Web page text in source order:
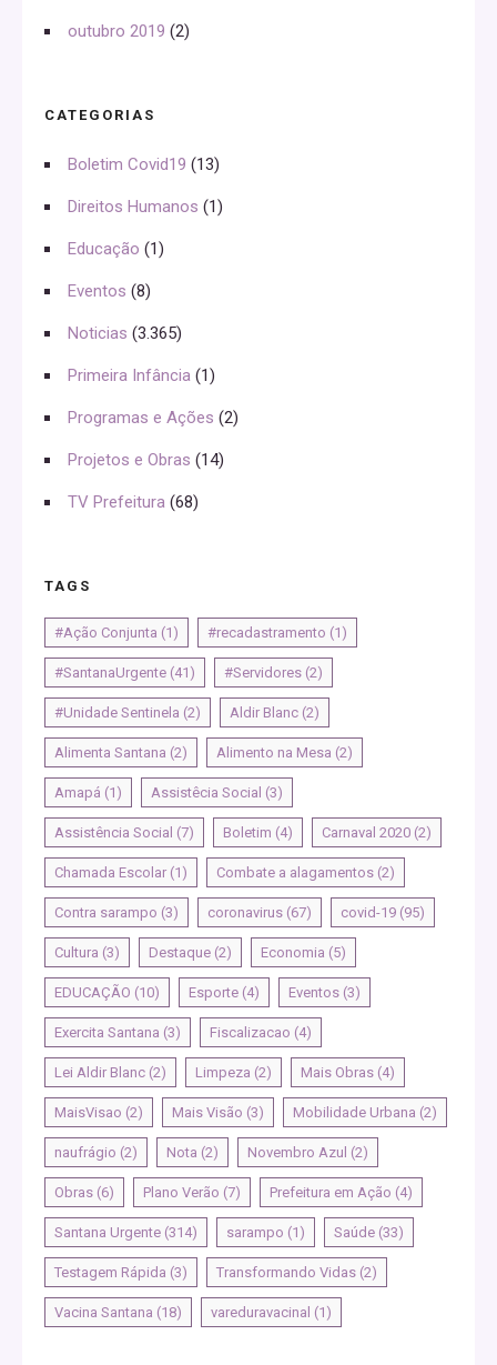
outubro 2019 (2)
CATEGORIAS
Boletim Covid19 (13)
Direitos Humanos (1)
Educação (1)
Eventos (8)
Noticias (3.365)
Primeira Infância (1)
Programas e Ações (2)
Projetos e Obras (14)
TV Prefeitura (68)
TAGS
#Ação Conjunta (1) #recadastramento (1)
#SantanaUrgente (41) #Servidores (2)
#Unidade Sentinela (2) Aldir Blanc (2)
Alimenta Santana (2) Alimento na Mesa (2)
Amapá (1) Assistêcia Social (3)
Assistência Social (7) Boletim (4) Carnaval 2020 (2)
Chamada Escolar (1) Combate a alagamentos (2)
Contra sarampo (3) coronavirus (67) covid-19 (95)
Cultura (3) Destaque (2) Economia (5)
EDUCAÇÃO (10) Esporte (4) Eventos (3)
Exercita Santana (3) Fiscalizacao (4)
Lei Aldir Blanc (2) Limpeza (2) Mais Obras (4)
MaisVisao (2) Mais Visão (3) Mobilidade Urbana (2)
naufrágio (2) Nota (2) Novembro Azul (2)
Obras (6) Plano Verão (7) Prefeitura em Ação (4)
Santana Urgente (314) sarampo (1) Saúde (33)
Testagem Rápida (3) Transformando Vidas (2)
Vacina Santana (18) vareduravacinal (1)